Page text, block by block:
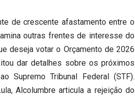
de crescente afastamento entre o
outras frentes de interesse do
deseja votar o Orçamento de 2026
dar detalhes sobre os próximos
Supremo Tribunal Federal (STF).
Alcolumbre articula a rejeição do